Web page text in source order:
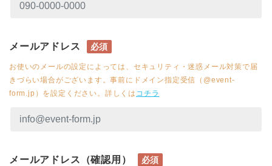
メールアドレス 必須
お使いのメールの設定によっては、セキュリティ・迷惑メール対策で届
きづらい場合がございます。事前にドメイン指定受信（@event-
form.jp）を設定ください。詳しくは コチラ
メールアドレス（確認用） 必須